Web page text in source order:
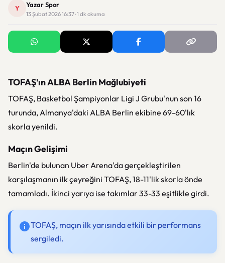
Y Yazar Spor
13 Şubat 2026 16:37 · 1 dk okuma
TOFAŞ'ın ALBA Berlin Mağlubiyeti
TOFAŞ, Basketbol Şampiyonlar Ligi J Grubu'nun son 16
turunda, Almanya'daki ALBA Berlin ekibine 69-60'lık
skorla yenildi.
Maçın Gelişimi
Berlin'de bulunan Uber Arena'da gerçekleştirilen
karşılaşmanın ilk çeyreğini TOFAŞ, 18-11'lik skorla önde
tamamladı. İkinci yarıya ise takımlar 33-33 eşitlikle girdi.
TOFAŞ, maçın ilk yarısında etkili bir performans
sergiledi.